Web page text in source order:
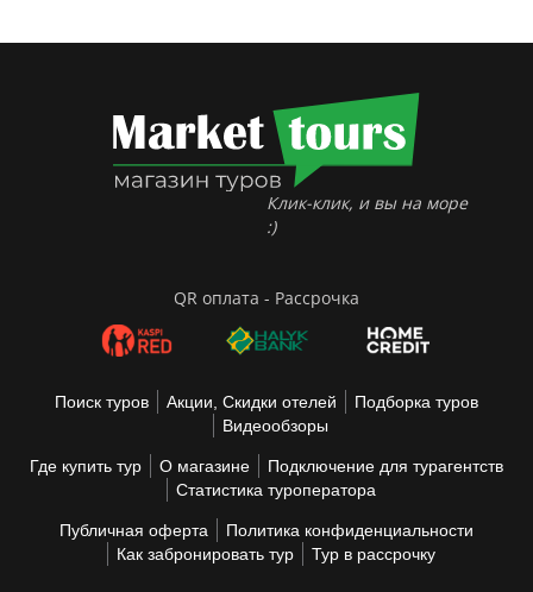
Клик-клик, и вы на море
:)
QR оплата - Рассрочка
Поиск туров Акции, Скидки отелей
Подборка туров
Видеообзоры
Где купить тур О магазине
Подключение для турагентств
Статистика туроператора
Публичная оферта
Политика конфиденциальности
Как забронировать тур
Тур в рассрочку